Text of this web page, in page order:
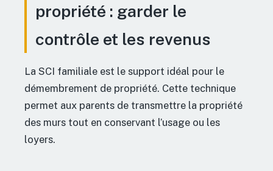
propriété : garder le
contrôle et les revenus
La SCI familiale est le support idéal pour le
démembrement de propriété. Cette technique
permet aux parents de transmettre la propriété
des murs tout en conservant l’usage ou les
loyers.